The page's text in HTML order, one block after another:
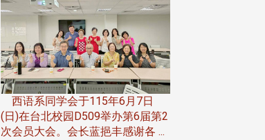
西语系同学会于115年6月7日
(日)在台北校园D509举办第6届第2
次会员大会。会长蓝挹丰感谢各 ...